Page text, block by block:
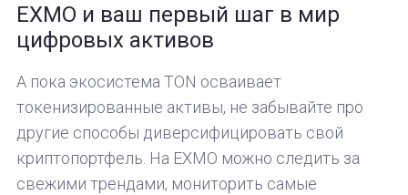
EXMO и ваш первый шаг в мир
цифровых активов
А пока экосистема TON осваивает
токенизированные активы, не забывайте про
другие способы диверсифицировать свой
криптопортфель. На EXMO можно следить за
свежими трендами, мониторить самые